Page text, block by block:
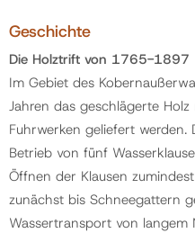
Geschichte
Die Holztrift von 1765-1897
Im Gebiet des
Jahren das geschlägerte
Fuhrwerken geliefert
Betrieb von fünf
Öffnen der Klausen
zunächst bis Schneegattern
Wassertransport von